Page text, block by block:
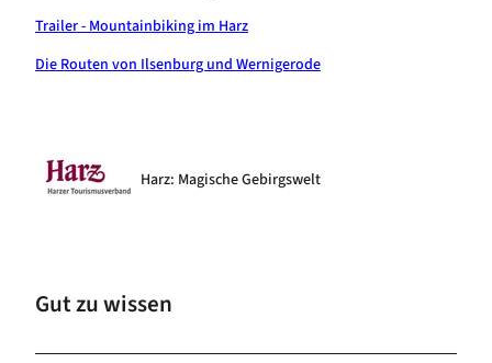
Trailer - Mountainbiking im Harz
Die Routen von Ilsenburg und Wernigerode
Harz: Magische Gebirgswelt
Gut zu wissen